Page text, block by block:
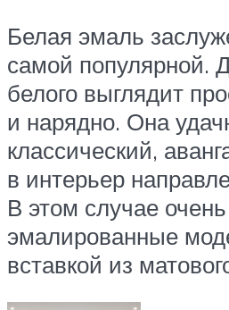
Белая эмаль
самой популярной.
белого выглядит
и нарядно. Она
классический,
в интерьер
В этом случае
эмалированные
вставкой из